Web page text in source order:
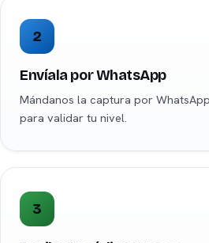
2
Envíala por WhatsApp
Mándanos la captura por
para validar tu nivel.
3